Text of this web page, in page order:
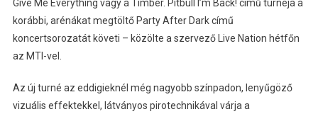
Give Me Everything vagy a Timber. Pitbull I’m Back! című turnéja a
korábbi, arénákat megtöltő Party After Dark című
koncertsorozatát követi – közölte a szervező Live Nation hétfőn
az MTI-vel.
Az új turné az eddigieknél még nagyobb színpadon, lenyűgöző
vizuális effektekkel, látványos pirotechnikával várja a